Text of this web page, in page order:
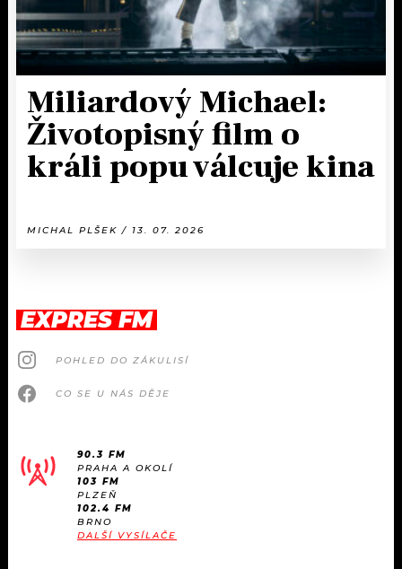
Miliardový Michael:
Životopisný film o
králi popu válcuje kina
MICHAL PLŠEK / 13. 07. 2026
EXPRES FM
POHLED DO ZÁKULISÍ
CO SE U NÁS DĚJE
90.3 FM
PRAHA A OKOLÍ
103 FM
PLZEŇ
102.4 FM
BRNO
DALŠÍ VYSÍLAČE